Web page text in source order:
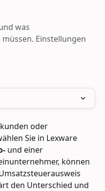
was
Einstellungen
oder
Sie in Lexware
und einer
können
den Unterschied und